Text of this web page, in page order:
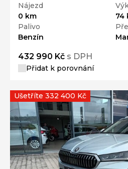
Nájezd
0 km
74
Palivo
Benzín
432 990 Kč s DPH
Přidat k porovnání
Ušetříte 332 400 Kč